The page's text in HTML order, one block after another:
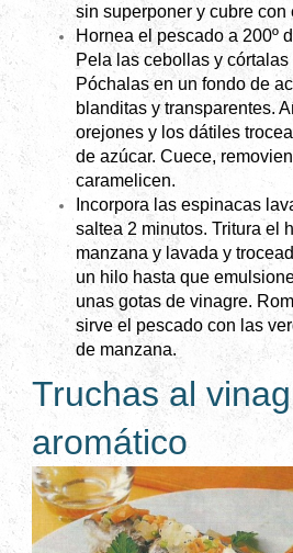
sin superponer y cubre con
Hornea el pescado a 200º
Pela las cebollas y
Póchalas en un fondo de
blanditas y transparentes.
orejones y los dátiles
de azúcar. Cuece,
caramelicen.
Incorpora las espinacas
saltea 2 minutos. Tritura el
manzana y lavada y
un hilo hasta que
unas gotas de vinagre.
sirve el pescado con las
de manzana.
Truchas al
aromático